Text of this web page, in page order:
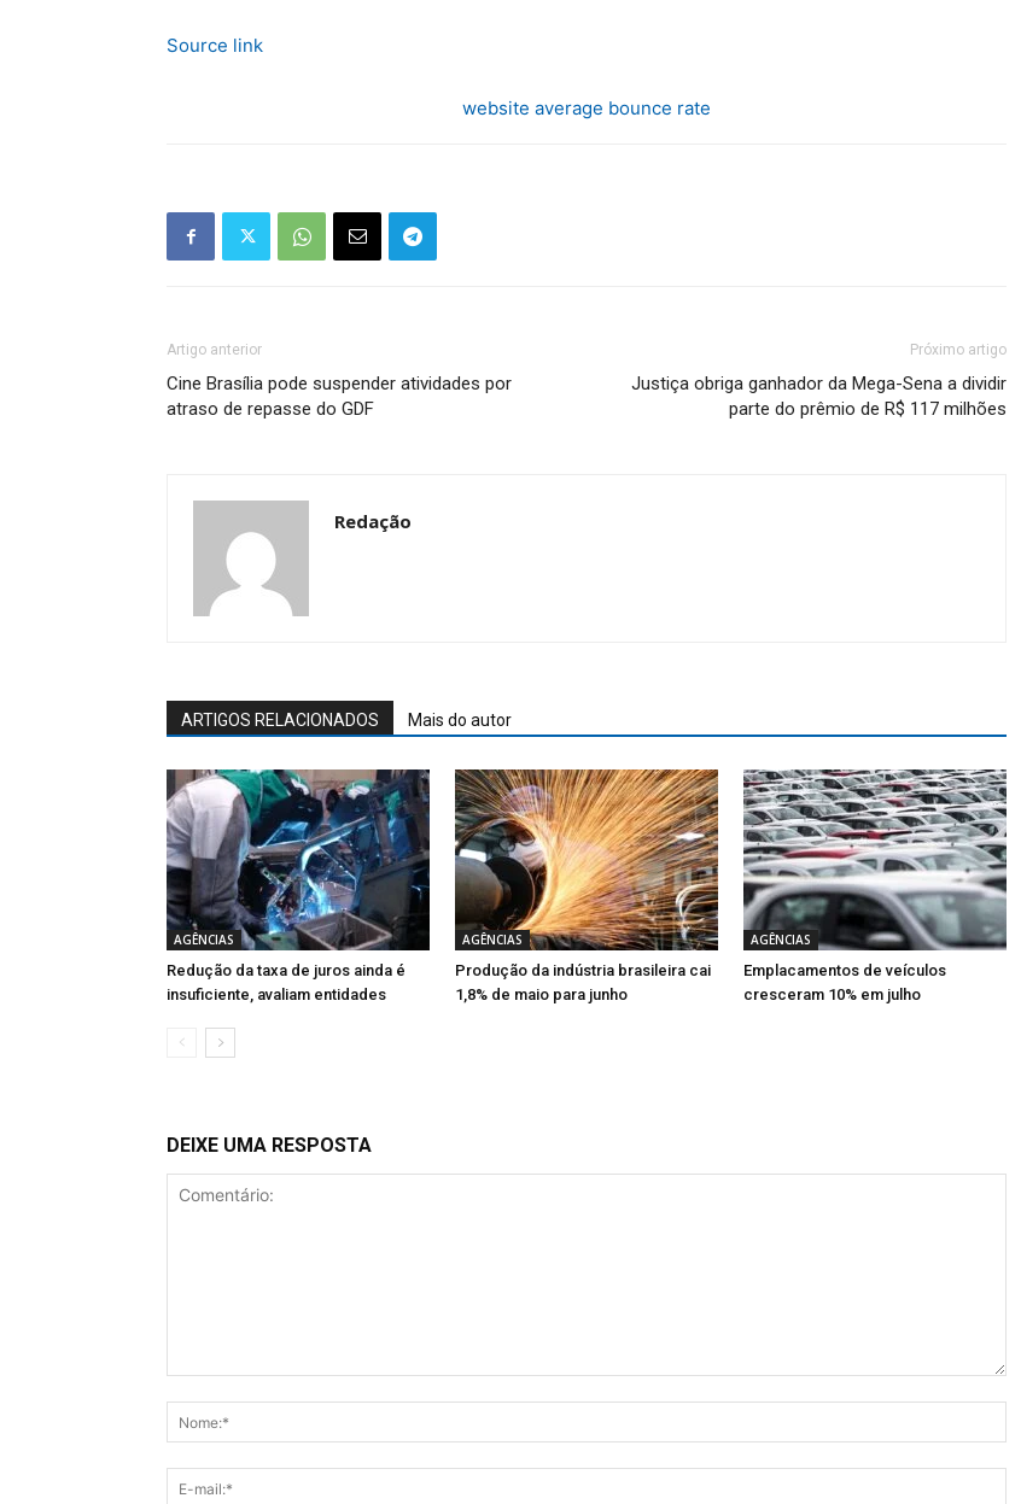
Source link
website average bounce rate
Artigo anterior
Cine Brasília pode suspender atividades por
atraso de repasse do GDF
Próximo artigo
Justiça obriga ganhador da Mega-Sena a dividir
parte do prêmio de R$ 117 milhões
Redação
ARTIGOS RELACIONADOS Mais do autor
AGÊNCIAS
Redução da taxa de juros ainda é
insuficiente, avaliam entidades
AGÊNCIAS
Produção da indústria brasileira cai
1,8% de maio para junho
AGÊNCIAS
Emplacamentos de veículos
cresceram 10% em julho
DEIXE UMA RESPOSTA